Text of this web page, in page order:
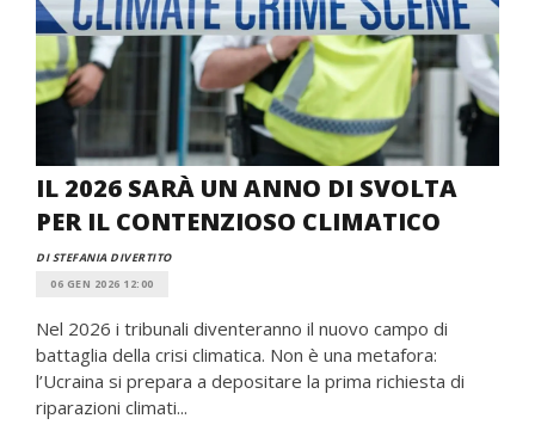
IL 2026 SARÀ UN ANNO DI SVOLTA
PER IL CONTENZIOSO CLIMATICO
DI STEFANIA DIVERTITO
06 GEN 2026 12:00
Nel 2026 i tribunali diventeranno il nuovo campo di
battaglia della crisi climatica. Non è una metafora:
l’Ucraina si prepara a depositare la prima richiesta di
riparazioni climati...